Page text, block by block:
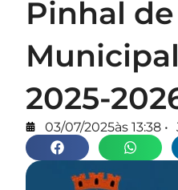
Pinhal
2025-
03/07/2025às 13:38 •